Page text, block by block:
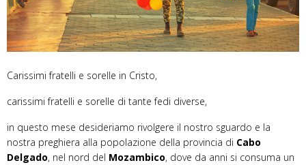
Carissimi fratelli e sorelle in Cristo,
carissimi fratelli e sorelle di tante fedi diverse,
in questo mese desideriamo rivolgere il nostro sguardo e la
nostra preghiera alla popolazione della provincia di Cabo
Delgado, nel nord del Mozambico, dove da anni si consuma un